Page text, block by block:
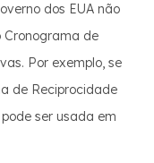
dos EUA não
Cronograma de
Por exemplo, se
de Reciprocidade
ser usada em